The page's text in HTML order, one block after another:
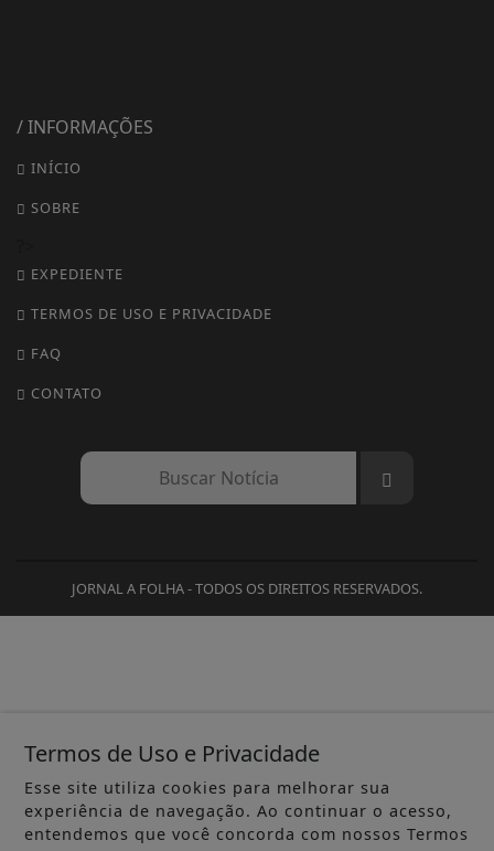
/ INFORMAÇÕES
INÍCIO
SOBRE
EXPEDIENTE
TERMOS DE USO E PRIVACIDADE
FAQ
CONTATO
JORNAL A FOLHA - TODOS OS DIREITOS RESERVADOS.
Termos de Uso e Privacidade
Esse site utiliza cookies para melhorar sua
experiência de navegação. Ao continuar o acesso,
entendemos que você concorda com nossos Termos